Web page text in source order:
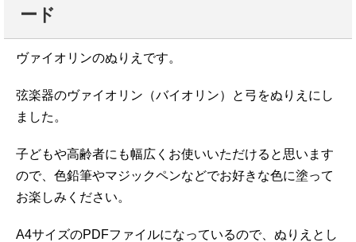
ード
ヴァイオリンのぬりえです。
弦楽器のヴァイオリン（バイオリン）と弓をぬりえにし
ました。
子どもや高齢者にも幅広くお使いいただけると思います
ので、色鉛筆やマジックペンなどでお好きな色に塗って
お楽しみください。
A4サイズのPDFファイルになっているので、ぬりえとし